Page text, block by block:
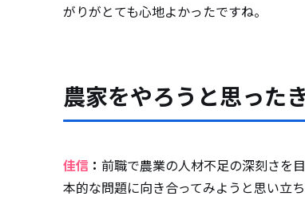
がりがとても心地よかったですね。
農家をやろうと思った
佳信 ： 前職で農業の人材不足の深刻さを
本的な問題に向き合ってみようと思い立